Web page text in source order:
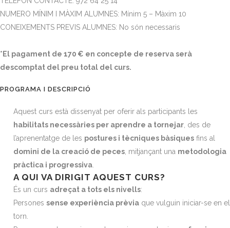
NUMERO MÍNIM I MÀXIM ALUMNES: Mínim 5 – Màxim 10
CONEIXEMENTS PREVIS ALUMNES: No són necessaris
*El pagament de 170 € en concepte de reserva serà
descomptat del preu total del curs.
PROGRAMA I DESCRIPCIÓ
Aquest curs està dissenyat per oferir als participants les
habilitats necessàries per aprendre a tornejar , des de
l’aprenentatge de les postures i tècniques bàsiques fins al
domini de la creació de peces , mitjançant una metodologia
pràctica i progressiva
A QUI VA DIRIGIT AQUEST CURS?
És un curs adreçat a tots els nivells:
Persones sense experiència prèvia que vulguin iniciar-se en el
torn.